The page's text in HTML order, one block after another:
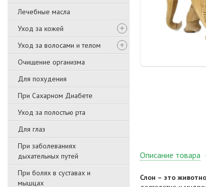
Лечебные масла
Уход за кожей
Уход за волосами и телом
Очищение организма
Для похудения
При Сахарном Диабете
Уход за полостью рта
Для глаз
При заболеваниях
дыхательных путей
При болях в суставах и
мышцах
Описание товара
Слон – это